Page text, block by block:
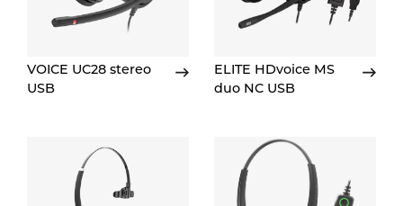
VOICE UC28 stereo
USB
ELITE HDvoice MS
duo NC USB